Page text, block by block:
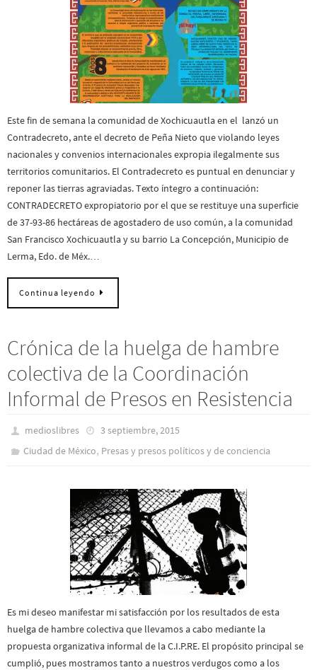
Este fin de semana la comunidad de Xochicuautla en el lanzó un
Contradecreto, ante el decreto de Peña Nieto que violando leyes
nacionales y convenios internacionales expropia ilegalmente sus
territorios comunitarios. El Contradecreto es puntual en denunciar y
reponer las tierras agraviadas. Texto íntegro a continuación:
CONTRADECRETO expropiatorio por el que se restituye una superficie
de 37-93-86 hectáreas de agostadero de uso común, a la comunidad
San Francisco Xochicuautla y su barrio La Concepción, Municipio de
Lerma, Edo. de Méx.…
Continua leyendo
Crónica de la huelga de hambre
colectiva de la Coordinación
Informal de Presos en Resistencia
medioslibres
3 septiembre, 2015
Ciudad de México, Presas y presos polí­ticos y de conciencia
Es mi deseo manifestar mi satisfacción por los resultados de esta
huelga de hambre colectiva que llevamos a cabo mediante la
propuesta organizativa informal de la C.I.P.RE. El propósito principal se
cumplió, pues mostramos tanto a nuestros verdugos como a los